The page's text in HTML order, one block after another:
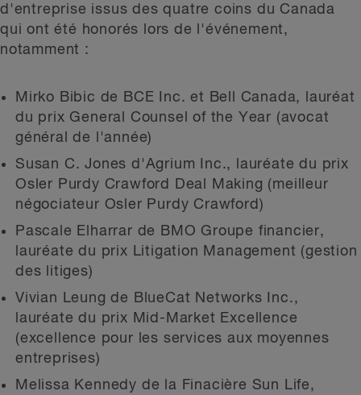
d'entreprise issus des quatre coins du Canada
qui ont été honorés lors de l'événement,
notamment :
Mirko Bibic de BCE Inc. et Bell Canada, lauréat
du prix General Counsel of the Year (avocat
général de l'année)
Susan C. Jones d'Agrium Inc., lauréate du prix
Osler Purdy Crawford Deal Making (meilleur
négociateur Osler Purdy Crawford)
Pascale Elharrar de BMO Groupe financier,
lauréate du prix Litigation Management (gestion
des litiges)
Vivian Leung de BlueCat Networks Inc.,
lauréate du prix Mid-Market Excellence
(excellence pour les services aux moyennes
entreprises)
Melissa Kennedy de la Finacière Sun Life,